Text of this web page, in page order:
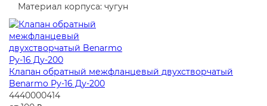
Материал корпуса: чугун
Клапан обратный межфланцевый двухстворчатый
Benarmo Ру-16 Ду-200
4440000414